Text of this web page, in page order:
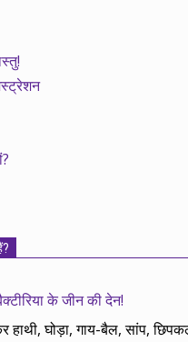
के जीन की देन!
हाथी, घोड़ा, गाय-बैल, सांप,